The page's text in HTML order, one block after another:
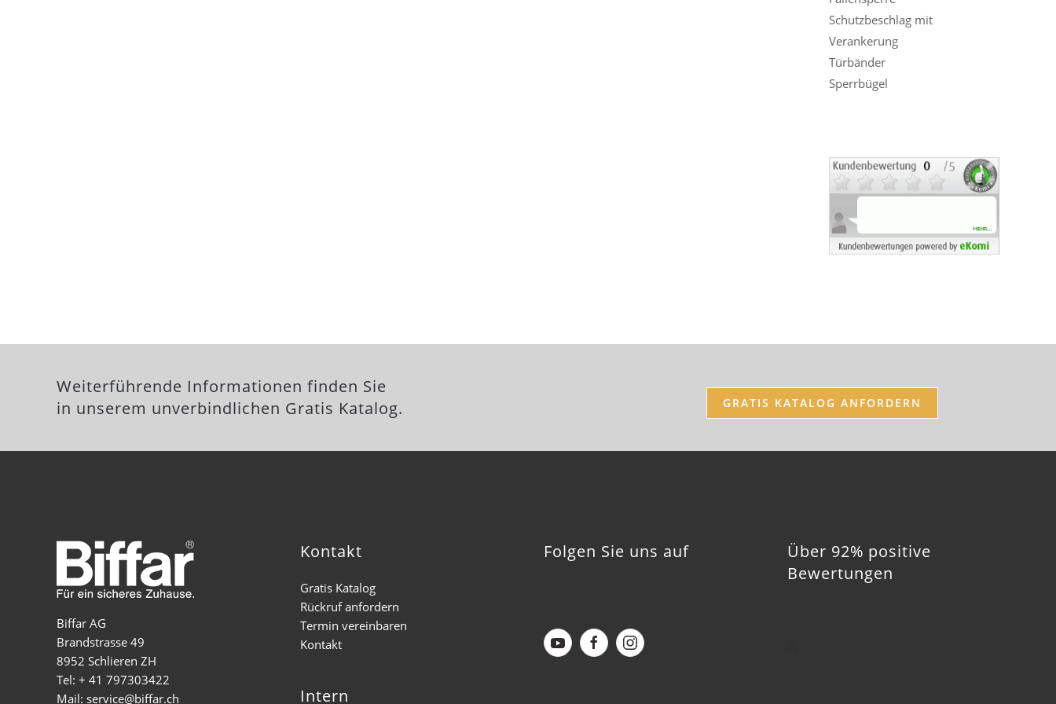
Schutzbeschlag mit
Verankerung
Türbänder
Sperrbügel
Weiterführende Informationen finden Sie
in unserem unverbindlichen Gratis Katalog.
GRATIS KATALOG ANFORDERN
Biffar AG
Brandstrasse 49
8952 Schlieren ZH
Tel: + 41 797303422
Mail: service@biffar.ch
Kontakt
Gratis Katalog
Rückruf anfordern
Termin vereinbaren
Kontakt
Intern
Folgen Sie uns auf
Über 92% positive
Bewertungen